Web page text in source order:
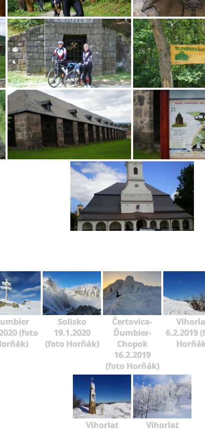
(foto
Solisko
19.1.2020
(foto Horňák)
Čertovica-
Ďumbier-
Chopok
16.2.2019
(foto Horňák)
6.2.2019
Vihorlat Vihorlat